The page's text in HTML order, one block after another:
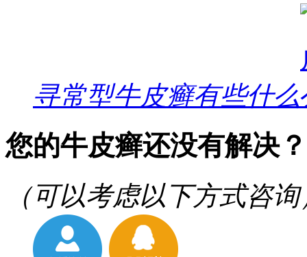
寻常型牛皮癣有些什么
您的牛皮癣还没有解决？
（可以考虑以下方式咨询